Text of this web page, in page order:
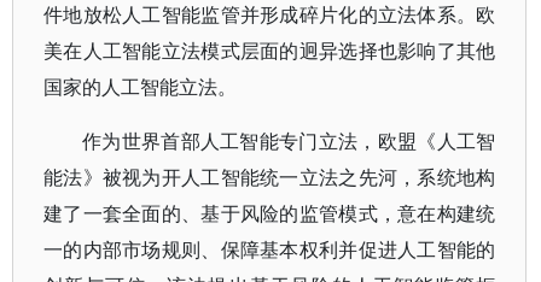
件地放松人工智能监管并形成碎片化的立法体系。欧
美在人工智能立法模式层面的迥异选择也影响了其他
国家的人工智能立法。
作为世界首部人工智能专门立法，欧盟《人工智
能法》被视为开人工智能统一立法之先河，系统地构
建了一套全面的、基于风险的监管模式，意在构建统
一的内部市场规则、保障基本权利并促进人工智能的